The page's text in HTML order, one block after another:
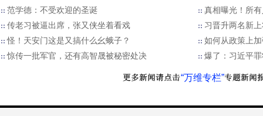
范学德：不受欢迎的圣诞
真相曝光！所
传老习被逼出席，张又侠坐着看戏
习晋升两名新
怪！天安门这是又搞什么幺蛾子？
如何从政策上
惊传一批军官，还有高智晟被秘密处决
爆了：习近平
“万维专栏”